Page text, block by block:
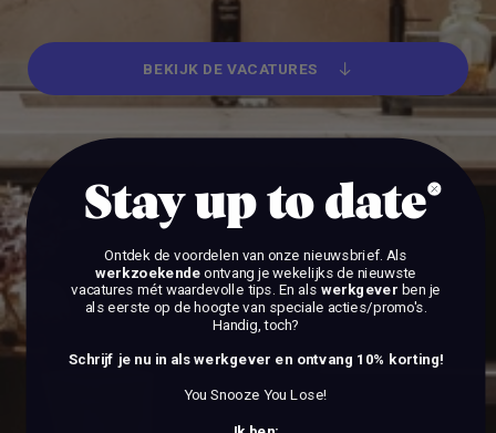
BEKIJK DE VACATURES
Stay up to date
Ontdek de voordelen van onze nieuwsbrief. Als
werkzoekendeontvang je wekelijks de nieuwste
vacatures mét waardevolle tips. En als werkgever ben je
als eerste op de hoogte van speciale acties/promo's.
Handig, toch?
Schrijf je nu in als werkgever en ontvang 10% korting!
You Snooze You Lose!